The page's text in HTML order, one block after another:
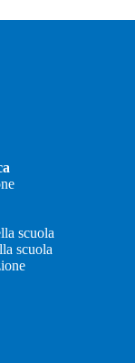
scuola
scuola